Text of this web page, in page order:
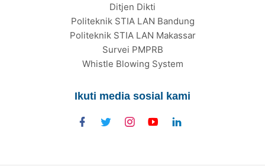
Ditjen Dikti
Politeknik STIA LAN Bandung
Politeknik STIA LAN Makassar
Survei PMPRB
Whistle Blowing System
Ikuti media sosial kami